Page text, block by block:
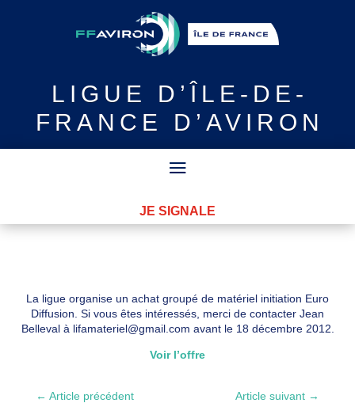
LIGUE
D’ÎLE-DE-
FRANCE D’AVIRON
JE SIGNALE
La ligue organise un achat groupé de matériel initiation Euro
Diffusion. Si vous êtes intéressés, merci de contacter Jean
Belleval à lifamateriel@gmail.com avant le 18 décembre 2012.
Voir l’offre
← Article précédent Article suivant →